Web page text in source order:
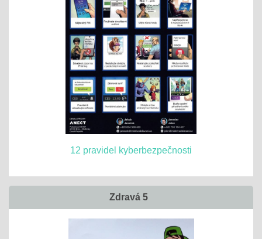
12 pravidel kyberbezpečnosti
Zdravá 5